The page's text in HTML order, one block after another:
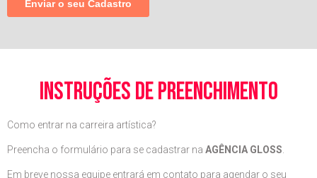
instruções de preenchimento
Como entrar na carreira artística?
Preencha o formulário para se cadastrar na AGÊNCIA GLOSS
Em breve nossa equipe entrará em contato para agendar o seu